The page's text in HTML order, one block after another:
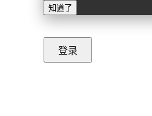
知道了
登录